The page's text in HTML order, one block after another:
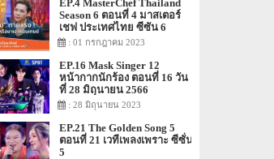
EP.4 MasterChef Thailand
Season 6 ตอนที่ 4 มาสเตอร์
เชฟ ประเทศไทย ซีซัน 6
: 01 กรกฎาคม 2023
EP.16 Mask Singer 12
หน้ากากนักร้อง ตอนที่ 16 วัน
ที่ 28 มิถุนายน 2566
: 28 มิถุนายน 2023
EP.21 The Golden Song 5
ตอนที่ 21 เวทีเพลงเพราะ ซีซั่น
5